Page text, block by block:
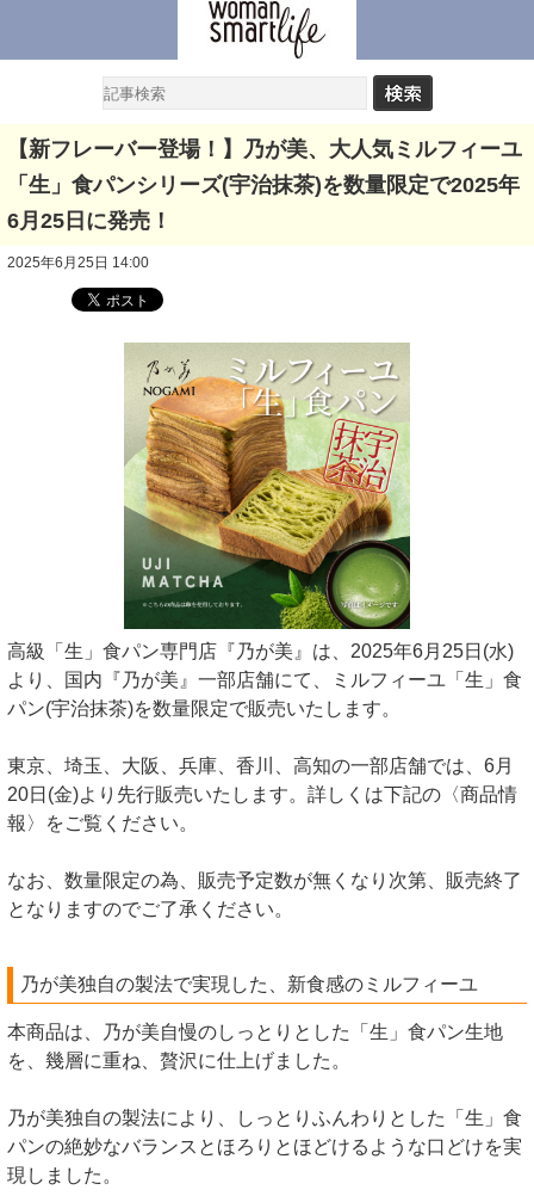
【新フレーバー登場！】乃が美、大人気ミルフィーユ
「生」食パンシリーズ(宇治抹茶)を数量限定で2025年
6月25日に発売！
2025年6月25日 14:00
高級「生」食パン専門店『乃が美』は、2025年6月25日(水)
より、国内『乃が美』一部店舗にて、ミルフィーユ「生」食
パン(宇治抹茶)を数量限定で販売いたします。
東京、埼玉、大阪、兵庫、香川、高知の一部店舗では、6月
20日(金)より先行販売いたします。詳しくは下記の〈商品情
報〉をご覧ください。
なお、数量限定の為、販売予定数が無くなり次第、販売終了
となりますのでご了承ください。
乃が美独自の製法で実現した、新食感のミルフィーユ
本商品は、乃が美自慢のしっとりとした「生」食パン生地
を、幾層に重ね、贅沢に仕上げました。
乃が美独自の製法により、しっとりふんわりとした「生」食
パンの絶妙なバランスとほろりとほどけるような口どけを実
現しました。